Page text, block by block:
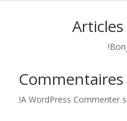
A WordPress Commenter